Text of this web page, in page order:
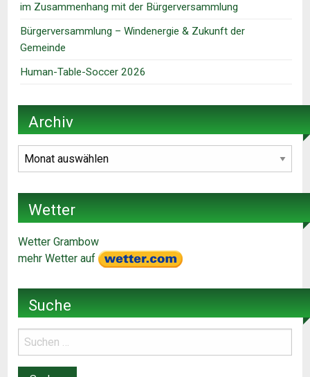
im Zusammenhang mit der Bürgerversammlung
Bürgerversammlung – Windenergie & Zukunft der
Gemeinde
Human-Table-Soccer 2026
Archiv
Archiv
Wetter
Wetter Grambow
mehr Wetter auf
Suche